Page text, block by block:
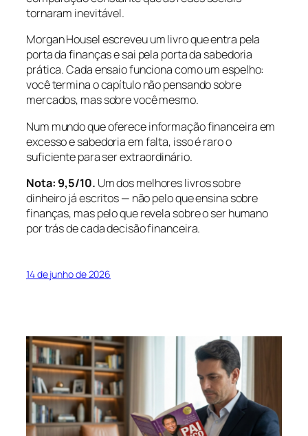
tornaram inevitável.
Morgan Housel escreveu um livro que entra pela
porta da finanças e sai pela porta da sabedoria
prática. Cada ensaio funciona como um espelho:
você termina o capítulo não pensando sobre
mercados, mas sobre você mesmo.
Num mundo que oferece informação financeira em
excesso e sabedoria em falta, isso é raro o
suficiente para ser extraordinário.
Nota: 9,5/10. Um dos melhores livros sobre
dinheiro já escritos — não pelo que ensina sobre
finanças, mas pelo que revela sobre o ser humano
por trás de cada decisão financeira.
14 de junho de 2026